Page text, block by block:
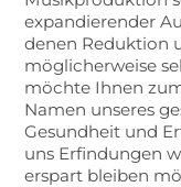
expandierender
denen Reduktion
möglicherweise
möchte Ihnen
Namen unseres
Gesundheit und
uns Erfindungen
erspart bleiben